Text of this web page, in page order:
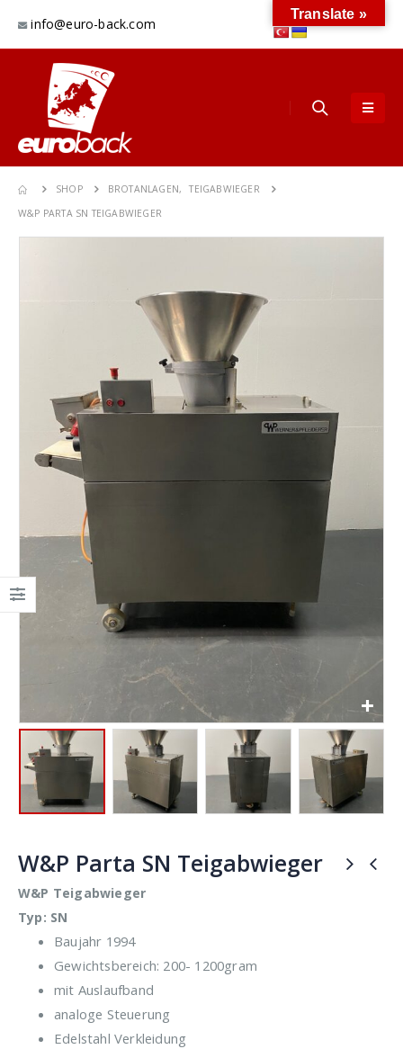
info@euro-back.com
SHOP BROTANLAGEN,
TEIGABWIEGER
W&P PARTA SN TEIGABWIEGER
W&P Parta SN Teigabwieger
W&P Teigabwieger
Typ: SN
Baujahr 1994
Gewichtsbereich: 200- 1200gram
mit Auslaufband
analoge Steuerung
Edelstahl Verkleidung
Translate »